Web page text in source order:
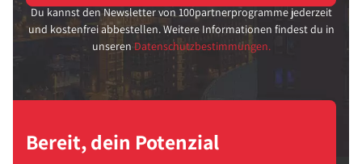
Du kannst den Newsletter von 100partnerprogramme jederzeit
und kostenfrei abbestellen. Weitere Informationen findest du in
unseren Datenschutzbestimmungen.
Bereit, dein Potenzial